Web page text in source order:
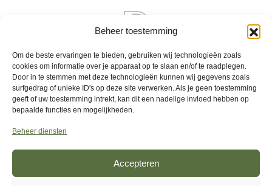
Beheer toestemming
Om de beste ervaringen te bieden, gebruiken wij technologieën zoals
cookies om informatie over je apparaat op te slaan en/of te raadplegen.
Door in te stemmen met deze technologieën kunnen wij gegevens zoals
surfgedrag of unieke ID's op deze site verwerken. Als je geen toestemming
geeft of uw toestemming intrekt, kan dit een nadelige invloed hebben op
bepaalde functies en mogelijkheden.
Beheer diensten
Accepteren
De waardering van www.plantaardigste.nl/ bijWebwinkelKeur
Reviewsis 9.4/10 gebaseerd op 70 reviews.